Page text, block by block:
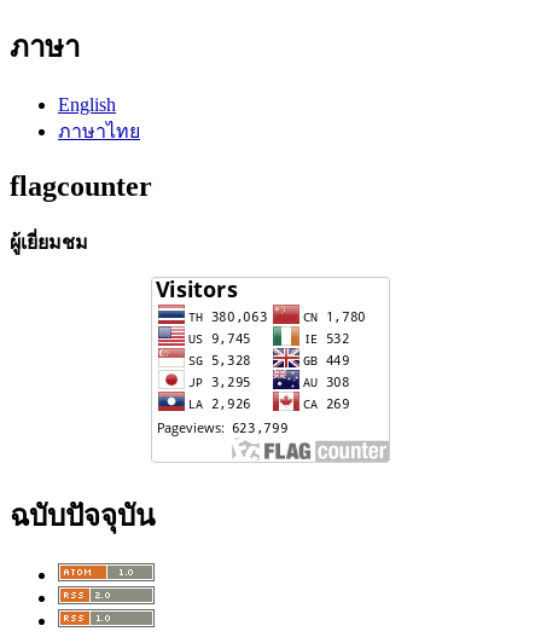
ภาษา
English
ภาษาไทย
flagcounter
ผู้เยี่ยมชม
ฉบับปัจจุบัน